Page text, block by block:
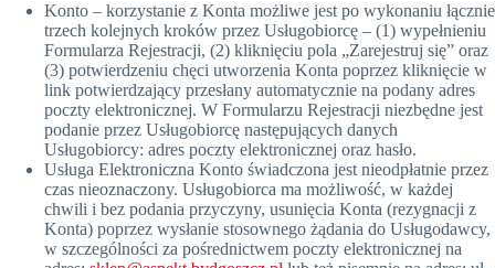
Konto – korzystanie z Konta możliwe jest po wykonaniu łącznie
trzech kolejnych kroków przez Usługobiorcę – (1) wypełnieniu
Formularza Rejestracji, (2) kliknięciu pola „Zarejestruj się” oraz
(3) potwierdzeniu chęci utworzenia Konta poprzez kliknięcie w
link potwierdzający przesłany automatycznie na podany adres
poczty elektronicznej. W Formularzu Rejestracji niezbędne jest
podanie przez Usługobiorcę następujących danych
Usługobiorcy: adres poczty elektronicznej oraz hasło.
Usługa Elektroniczna Konto świadczona jest nieodpłatnie przez
czas nieoznaczony. Usługobiorca ma możliwość, w każdej
chwili i bez podania przyczyny, usunięcia Konta (rezygnacji z
Konta) poprzez wysłanie stosownego żądania do Usługodawcy,
w szczególności za pośrednictwem poczty elektronicznej na